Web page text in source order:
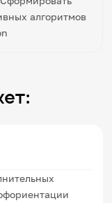
алгоритмов